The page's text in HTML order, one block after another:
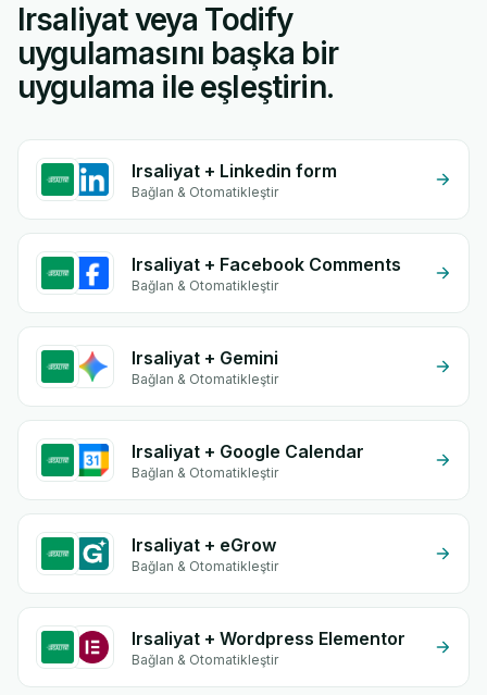
Irsaliyat veya Todify
uygulamasını başka bir
uygulama ile eşleştirin.
Irsaliyat + Linkedin form
Bağlan & Otomatikleştir
Irsaliyat + Facebook Comments
Bağlan & Otomatikleştir
Irsaliyat + Gemini
Bağlan & Otomatikleştir
Irsaliyat + Google Calendar
Bağlan & Otomatikleştir
Irsaliyat + eGrow
Bağlan & Otomatikleştir
Irsaliyat + Wordpress Elementor
Bağlan & Otomatikleştir